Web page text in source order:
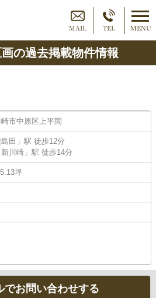
MAIL TEL MENU
過去掲載物件情報
市中原区上平間
田」駅 徒歩12分
川崎」駅 徒歩14分
坪
でお問い合わせする